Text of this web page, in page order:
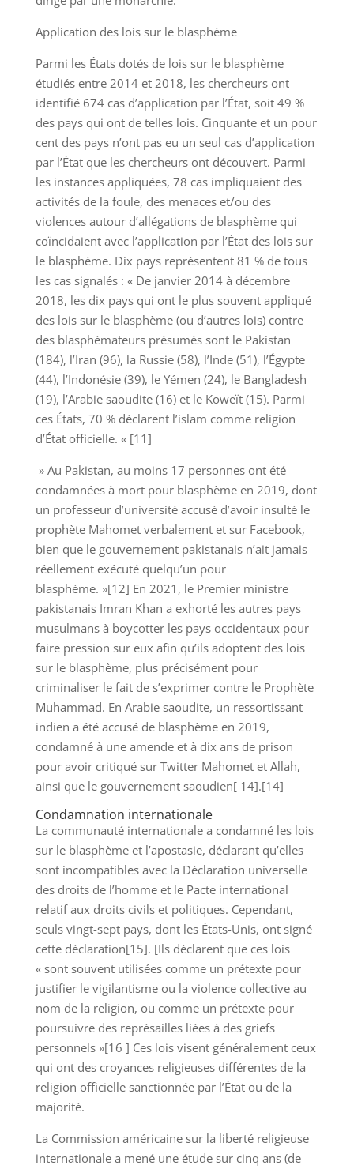
Application des lois sur le blasphème
Parmi les États dotés de lois sur le blasphème
étudiés entre 2014 et 2018, les chercheurs ont
identifié 674 cas d’application par l’État, soit 49 %
des pays qui ont de telles lois. Cinquante et un pour
cent des pays n’ont pas eu un seul cas d’application
par l’État que les chercheurs ont découvert. Parmi
les instances appliquées, 78 cas impliquaient des
activités de la foule, des menaces et/ou des
violences autour d’allégations de blasphème qui
coïncidaient avec l’application par l’État des lois sur
le blasphème. Dix pays représentent 81 % de tous
les cas signalés : « De janvier 2014 à décembre
2018, les dix pays qui ont le plus souvent appliqué
des lois sur le blasphème (ou d’autres lois) contre
des blasphémateurs présumés sont le Pakistan
(184), l’Iran (96), la Russie (58), l’Inde (51), l’Égypte
(44), l’Indonésie (39), le Yémen (24), le Bangladesh
(19), l’Arabie saoudite (16) et le Koweït (15). Parmi
ces États, 70 % déclarent l’islam comme religion
d’État officielle. « [11]
» Au Pakistan, au moins 17 personnes ont été
condamnées à mort pour blasphème en 2019, dont
un professeur d’université accusé d’avoir insulté le
prophète Mahomet verbalement et sur Facebook,
bien que le gouvernement pakistanais n’ait jamais
réellement exécuté quelqu’un pour
blasphème. »[12] En 2021, le Premier ministre
pakistanais Imran Khan a exhorté les autres pays
musulmans à boycotter les pays occidentaux pour
faire pression sur eux afin qu’ils adoptent des lois
sur le blasphème, plus précisément pour
criminaliser le fait de s’exprimer contre le Prophète
Muhammad. En Arabie saoudite, un ressortissant
indien a été accusé de blasphème en 2019,
condamné à une amende et à dix ans de prison
pour avoir critiqué sur Twitter Mahomet et Allah,
ainsi que le gouvernement saoudien[ 14].[14]
Condamnation internationale
La communauté internationale a condamné les lois
sur le blasphème et l’apostasie, déclarant qu’elles
sont incompatibles avec la Déclaration universelle
des droits de l’homme et le Pacte international
relatif aux droits civils et politiques. Cependant,
seuls vingt-sept pays, dont les États-Unis, ont signé
cette déclaration[15]. [Ils déclarent que ces lois
« sont souvent utilisées comme un prétexte pour
justifier le vigilantisme ou la violence collective au
nom de la religion, ou comme un prétexte pour
poursuivre des représailles liées à des griefs
personnels »[16 ] Ces lois visent généralement ceux
qui ont des croyances religieuses différentes de la
religion officielle sanctionnée par l’État ou de la
majorité.
La Commission américaine sur la liberté religieuse
internationale a mené une étude sur cinq ans (de